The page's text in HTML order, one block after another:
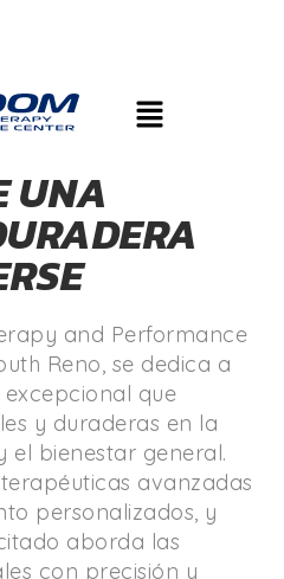
UNA
and Performance
Reno, se dedica a
que
y duraderas en la
el bienestar general.
avanzadas
personalizados, y
aborda las
con precisión y